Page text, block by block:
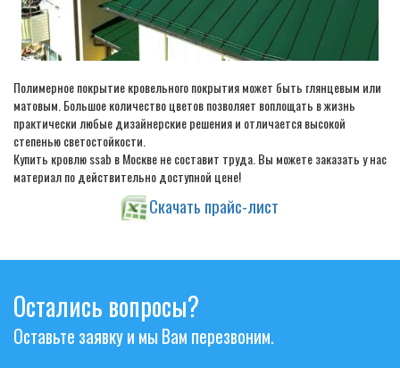
Полимерное покрытие кровельного покрытия может быть глянцевым или
матовым. Большое количество цветов позволяет воплощать в жизнь
практически любые дизайнерские решения и отличается высокой
степенью светостойкости.
Купить кровлю ssab в Москве не составит труда. Вы можете заказать у нас
материал по действительно доступной цене!
Скачать прайс-лист
Остались вопросы?
Оставьте заявку и мы Вам перезвоним.